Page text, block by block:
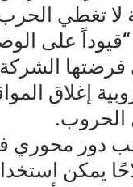
تغطي
“قيوداً على
فرضتها
إغلاق
الحروب.
دور
يمكن